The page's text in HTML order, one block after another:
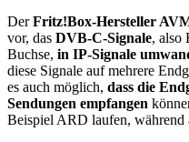
DerFritz!Box-Hersteller
vor, das DVB-C-Signale, also
Buchse, in IP-Signale
diese Signale auf mehrere
es auch möglich, dass die
Sendungen empfangen
Beispiel ARD laufen, während